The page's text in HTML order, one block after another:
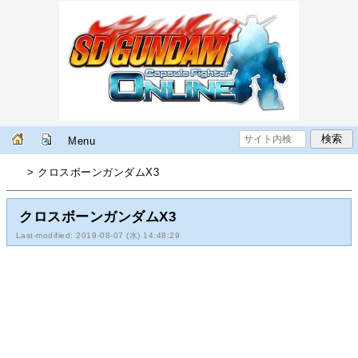
Menu
> クロスボーンガンダムX3
クロスボーンガンダムX3
Last-modified: 2019-08-07 (水) 14:48:29